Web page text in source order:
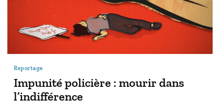
Reportage
Impunité policière : mourir dans
l’indifférence